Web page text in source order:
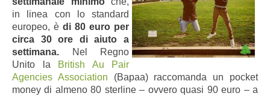
in linea con lo standard
europeo, è di 80 euro per
circa 30 ore di aiuto a
settimana. Nel Regno
Unito la
British Au Pair
Agencies Association (Bapaa) raccomanda un pocket
money di almeno 80 sterline – ovvero quasi 90 euro – a